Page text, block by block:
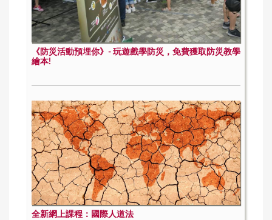
《防災活動預埋你》- 玩遊戲學防災，免費獲取防災教學
繪本!
全新網上課程：國際人道法